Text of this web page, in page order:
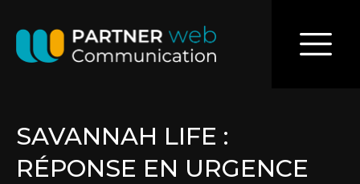
SAVANNAH LIFE :
RÉPONSE EN URGENCE